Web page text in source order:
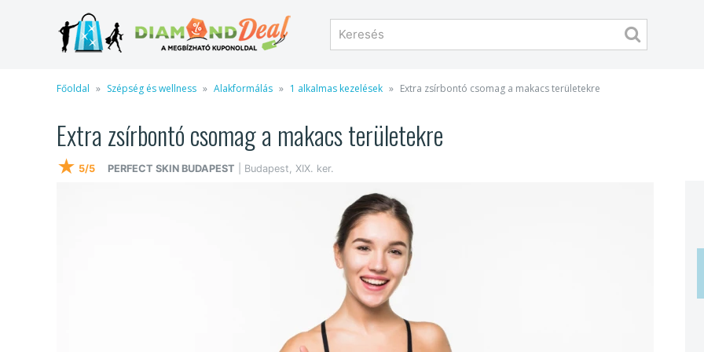
Főoldal Szépség és wellness Alakformálás 1 alkalmas kezelések Extra zsírbontó csomag a makacs területekre
Extra zsírbontó csomag a makacs területekre
★ 5/5 PERFECT SKIN BUDAPEST | Budapest, XIX. ker.